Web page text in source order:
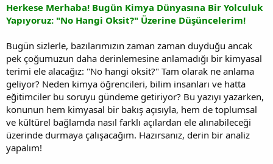
a
n
i
h
Herkese Merhaba! Bugün Kimya Dünyasına Bir Yolculuk
Yapıyoruz: "No Hangi Oksit?" Üzerine Düşüncelerim!
Bugün sizlerle, bazılarımızın zaman zaman duyduğu ancak
pek çoğumuzun daha derinlemesine anlamadığı bir kimyasal
terimi ele alacağız: "No hangi oksit?" Tam olarak ne anlama
geliyor? Neden kimya öğrencileri, bilim insanları ve hatta
eğitimciler bu soruyu gündeme getiriyor? Bu yazıyı yazarken,
konunun hem kimyasal bir bakış açısıyla, hem de toplumsal
ve kültürel bağlamda nasıl farklı açılardan ele alınabileceği
üzerinde durmaya çalışacağım. Hazırsanız, derin bir analiz
yapalım!